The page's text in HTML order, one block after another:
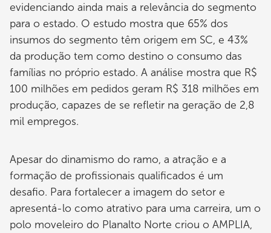
evidenciando ainda mais a relevância do segmento
para o estado. O estudo mostra que 65% dos
insumos do segmento têm origem em SC, e 43%
da produção tem como destino o consumo das
famílias no próprio estado. A análise mostra que R$
100 milhões em pedidos geram R$ 318 milhões em
produção, capazes de se refletir na geração de 2,8
mil empregos.
Apesar do dinamismo do ramo, a atração e a
formação de profissionais qualificados é um
desafio. Para fortalecer a imagem do setor e
apresentá-lo como atrativo para uma carreira, um o
polo moveleiro do Planalto Norte criou o AMPLIA,